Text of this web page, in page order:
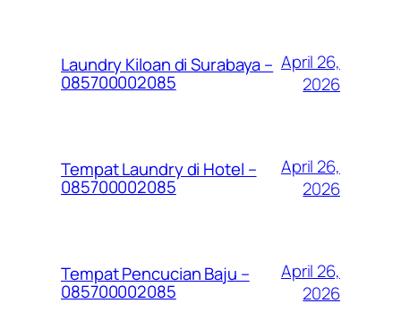
Laundry Kiloan di Surabaya –
085700002085
April 26,
2026
Tempat Laundry di Hotel –
085700002085
April 26,
2026
Tempat Pencucian Baju –
085700002085
April 26,
2026